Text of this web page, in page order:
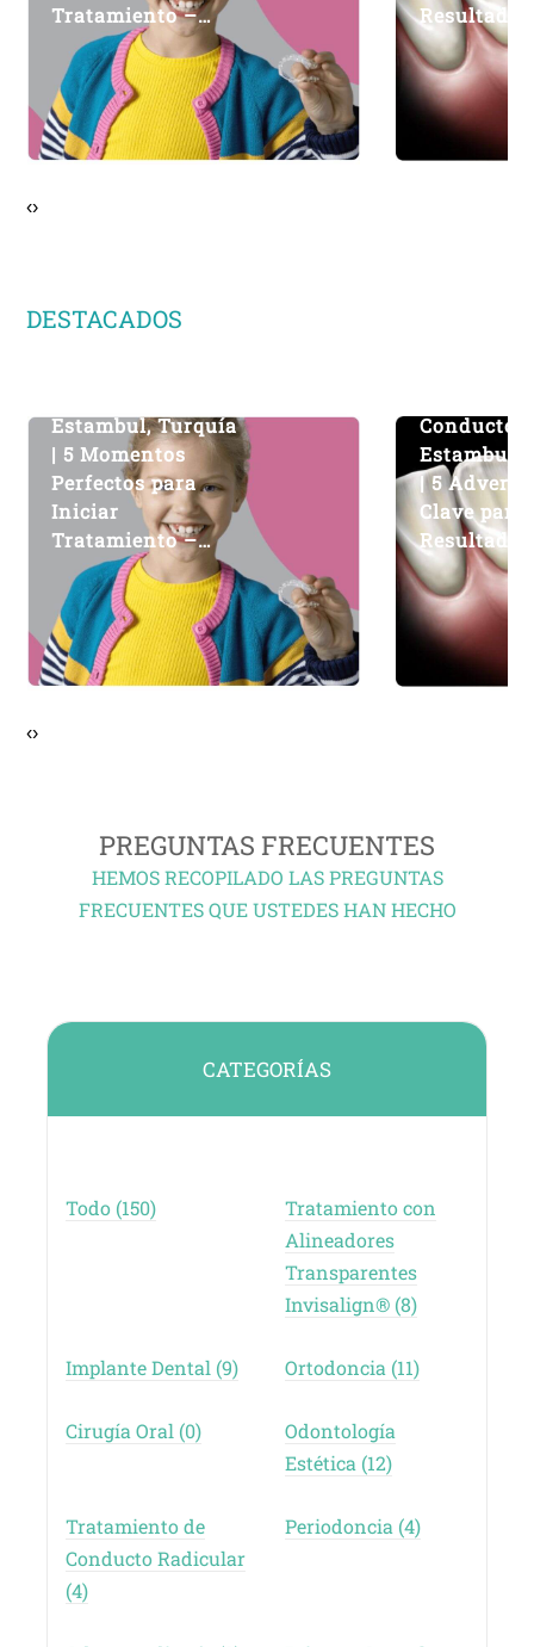
Tratamiento –
DentMax
Resultado
– DentMax
‹›
DESTACADOS
Estambul, Turquía
| 5 Momentos
Perfectos para
Iniciar
Tratamiento –
DentMax
Conducto
Estambul,
| 5
Clave para
Resultado
– DentMax
‹›
PREGUNTAS FRECUENTES
HEMOS RECOPILADO LAS PREGUNTAS
FRECUENTES QUE USTEDES HAN HECHO
CATEGORÍAS
Todo (150)
Tratamiento con
Alineadores
Transparentes
Invisalign® (8)
Implante Dental (9) Ortodoncia (11)
Cirugía Oral (0)
Odontología
Estética (12)
Tratamiento de
Conducto Radicular
(4)
Periodoncia (4)